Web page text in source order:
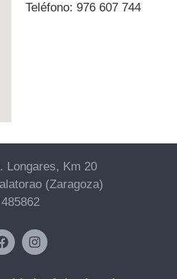
Teléfono: 976 607 744
Longares, Km 20
(Zaragoza)